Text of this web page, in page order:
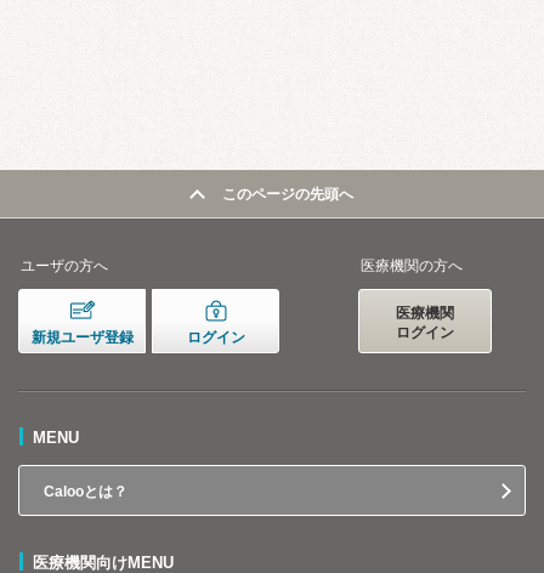
このページの先頭へ
ユーザの方へ
新規ユーザ登録 ログイン
医療機関の方へ
医療機関
ログイン
MENU
Calooとは？
医療機関向けMENU